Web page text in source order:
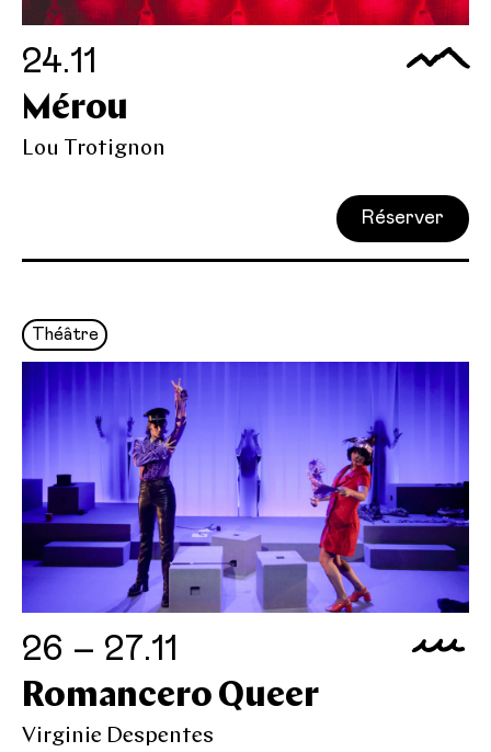
24.11
Mérou
Lou Trotignon
Réserver
Théâtre
26 – 27.11
Romancero Queer
Virginie Despentes